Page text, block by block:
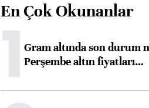
En Çok Okunanlar
1Gram altında son durum
Perşembe altın fiyatları…